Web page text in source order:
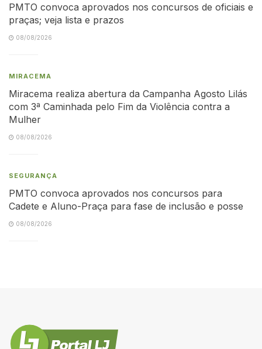
PMTO convoca aprovados nos concursos de oficiais e
praças; veja lista e prazos
08/08/2026
MIRACEMA
Miracema realiza abertura da Campanha Agosto Lilás
com 3ª Caminhada pelo Fim da Violência contra a
Mulher
08/08/2026
SEGURANÇA
PMTO convoca aprovados nos concursos para
Cadete e Aluno-Praça para fase de inclusão e posse
08/08/2026